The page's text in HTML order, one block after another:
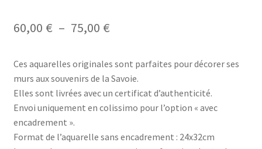
60,00 € – 75,00 €Plage
prix :
60,00 €
à
75,00 €
Ces aquarelles originales sont parfaites pour décorer ses
murs aux souvenirs de la Savoie.
Elles sont livrées avec un certificat d’authenticité.
Envoi uniquement en colissimo pour l’option « avec
encadrement ».
Format de l’aquarelle sans encadrement : 24x32cm